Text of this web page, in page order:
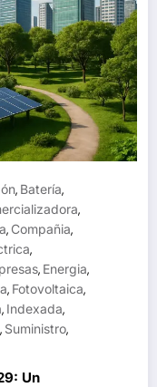
, Batería,
,
, Compañia,
,
, Energia,
, Fotovoltaica,
, Indexada,
, Suministro,
Un